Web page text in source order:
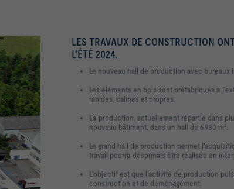
LES TRAVAUX DE CONSTRUCTION
L'ÉTÉ 2024.
Le nouveau hall de production avec bureaux
Les éléments en bois sont préfabriqués à
rapides, calmes et propres.
La production, actuellement répartie dans
nouveau bâtiment, dans un hall de 6'980 m².
Le grand hall de production permet
travail pourra désormais être réalisée en
L'objectif est que l'activité de production
construction et de déménagement.